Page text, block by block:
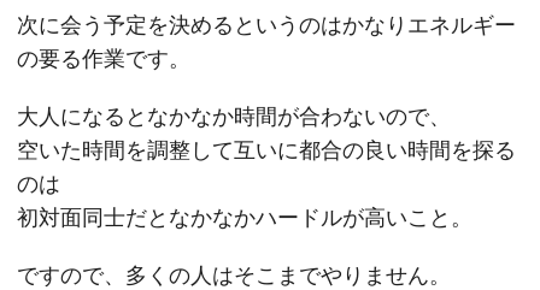
次に会う予定を決めるというのはかなりエネルギー
の要る作業です。
大人になるとなかなか時間が合わないので、
空いた時間を調整して互いに都合の良い時間を探る
のは
初対面同士だとなかなかハードルが高いこと。
ですので、多くの人はそこまでやりません。